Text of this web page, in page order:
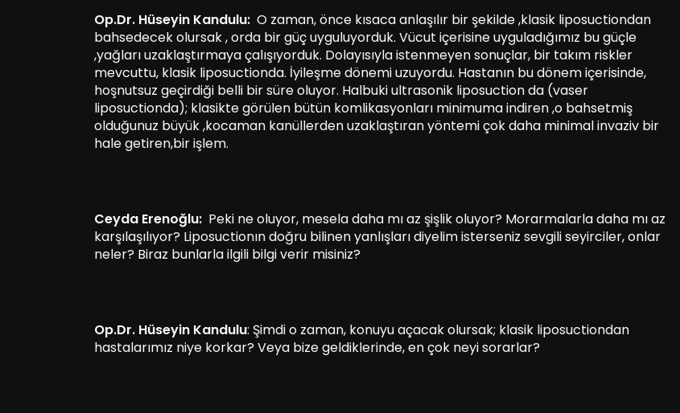
Op.Dr. Hüseyin Kandulu: O zaman, önce kısaca anlaşılır bir şekilde ,klasik liposuctiondan
bahsedecek olursak , orda bir güç uyguluyorduk. Vücut içerisine uyguladığımız bu güçle
,yağları uzaklaştırmaya çalışıyorduk. Dolayısıyla istenmeyen sonuçlar, bir takım riskler
mevcuttu, klasik liposuctionda. İyileşme dönemi uzuyordu. Hastanın bu dönem içerisinde,
hoşnutsuz geçirdiği belli bir süre oluyor. Halbuki ultrasonik liposuction da (vaser
liposuctionda); klasikte görülen bütün komlikasyonları minimuma indiren ,o bahsetmiş
olduğunuz büyük ,kocaman kanüllerden uzaklaştıran yöntemi çok daha minimal invaziv bir
hale getiren,bir işlem.
Ceyda Erenoğlu: Peki ne oluyor, mesela daha mı az şişlik oluyor? Morarmalarla daha mı az
karşılaşılıyor? Liposuctionın doğru bilinen yanlışları diyelim isterseniz sevgili seyirciler, onlar
neler? Biraz bunlarla ilgili bilgi verir misiniz?
Op.Dr. Hüseyin Kandulu: Şimdi o zaman, konuyu açacak olursak; klasik liposuctiondan
hastalarımız niye korkar? Veya bize geldiklerinde, en çok neyi sorarlar?